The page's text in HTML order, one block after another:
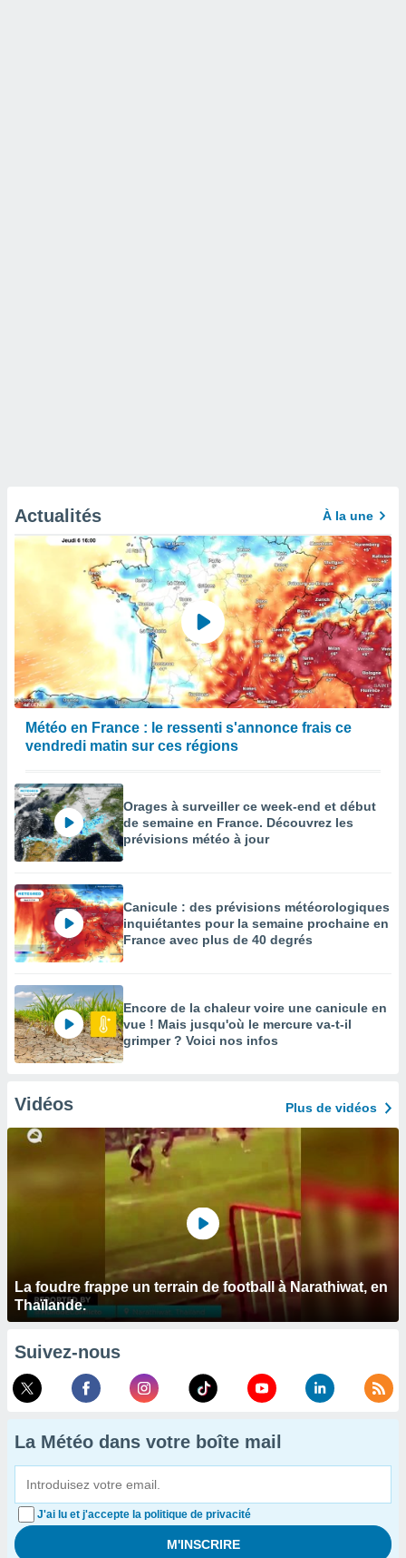
Actualités À la une
Météo en France : le ressenti s'annonce frais ce
vendredi matin sur ces régions
Orages à surveiller ce week-end et début
de semaine en France. Découvrez les
prévisions météo à jour
Canicule : des prévisions météorologiques
inquiétantes pour la semaine prochaine en
France avec plus de 40 degrés
Encore de la chaleur voire une canicule en
vue ! Mais jusqu'où le mercure va-t-il
grimper ? Voici nos infos
Vidéos Plus de vidéos
La foudre frappe un terrain de football à Narathiwat, en
Thaïlande.
Suivez-nous
La Météo dans votre boîte mail
J'ai lu et j'accepte la politique de privacité